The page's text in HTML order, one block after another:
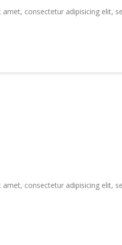
consectetur adipisicing elit,
consectetur adipisicing elit,